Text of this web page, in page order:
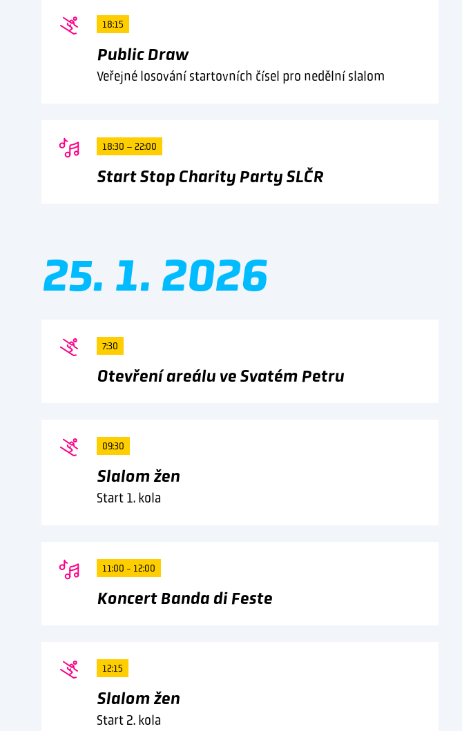
18:15
Public Draw
Veřejné losování startovních čísel pro nedělní slalom
18:30 – 22:00
Start Stop Charity Party SLČR
25. 1. 2026
7:30
Otevření areálu ve Svatém Petru
09:30
Slalom žen
Start 1. kola
11:00 - 12:00
Koncert Banda di Feste
12:15
Slalom žen
Start 2. kola